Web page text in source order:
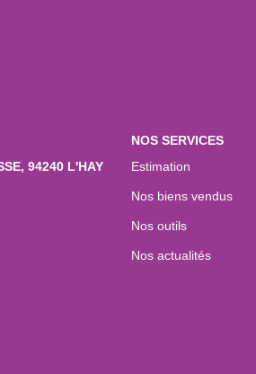
94240 L'HAY
NOS SERVICES
Estimation
Nos biens vendus
Nos outils
Nos actualités